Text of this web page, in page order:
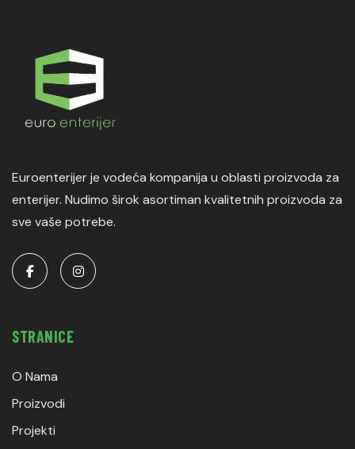
Euroenterijer je vodeća kompanija u oblasti proizvoda za
enterijer. Nudimo širok asortiman kvalitetnih proizvoda za
sve vaše potrebe.
STRANICE
O Nama
Proizvodi
Projekti